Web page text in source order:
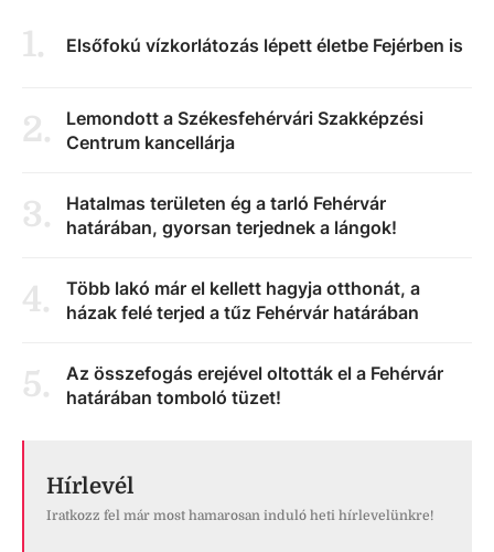
1. Elsőfokú vízkorlátozás lépett életbe Fejérben is
2.
Lemondott a Székesfehérvári Szakképzési
Centrum kancellárja
3.
Hatalmas területen ég a tarló Fehérvár
határában, gyorsan terjednek a lángok!
4.
Több lakó már el kellett hagyja otthonát, a
házak felé terjed a tűz Fehérvár határában
5.
Az összefogás erejével oltották el a Fehérvár
határában tomboló tüzet!
Hírlevél
Iratkozz fel már most hamarosan induló heti hírlevelünkre!